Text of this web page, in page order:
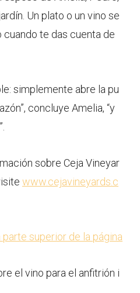
Un plato o un vino se
te das cuenta de
simplemente abre la pu
concluye Amelia, “y
sobre Ceja Vineyar
www.cejavineyards.c
parte superior de la página
el vino para el anfitrión i